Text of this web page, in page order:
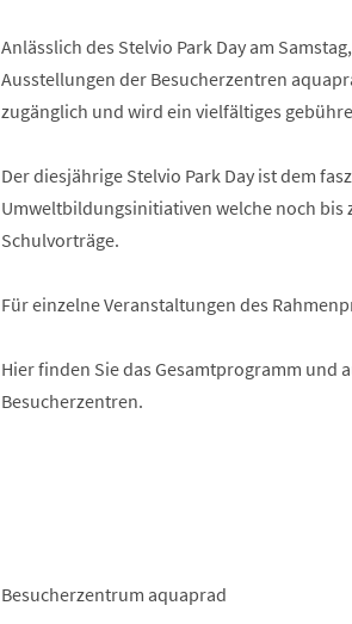
Anlässlich des Stelvio Park Day am
Ausstellungen der Besucherzentren
zugänglich und wird ein vielfältiges
Der diesjährige Stelvio Park Day ist dem
Umweltbildungsinitiativen welche noch
Schulvorträge.
Für einzelne Veranstaltungen des
Hier finden Sie das Gesamtprogramm
Besucherzentren.
Besucherzentrum aquaprad